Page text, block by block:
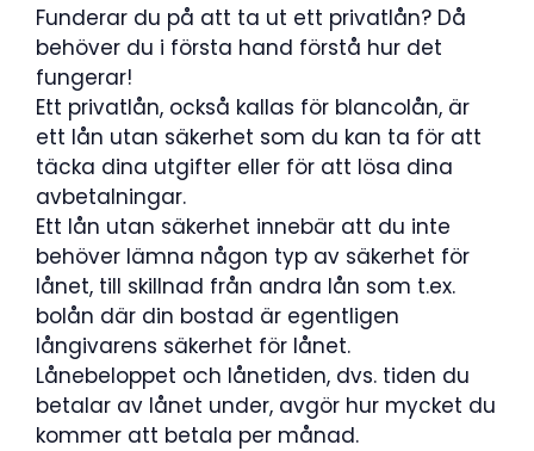
Funderar du på att ta ut ett privatlån? Då
behöver du i första hand förstå hur det
fungerar!
Ett privatlån, också kallas för blancolån, är
ett lån utan säkerhet som du kan ta för att
täcka dina utgifter eller för att lösa dina
avbetalningar.
Ett lån utan säkerhet innebär att du inte
behöver lämna någon typ av säkerhet för
lånet, till skillnad från andra lån som t.ex.
bolån där din bostad är egentligen
långivarens säkerhet för lånet.
Lånebeloppet och lånetiden, dvs. tiden du
betalar av lånet under, avgör hur mycket du
kommer att betala per månad.